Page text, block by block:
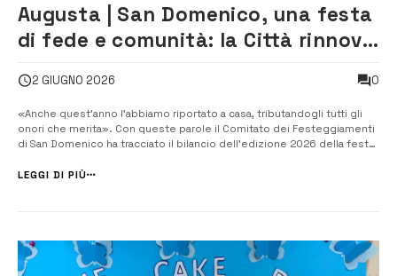
Augusta | San Domenico, una festa
di fede e comunità: la Città rinnova
2 GIUGNO 2026 0
«Anche quest’anno l’abbiamo riportato a casa, tributandogli tutti gli
onori che merita». Con queste parole il Comitato dei Festeggiamenti
di San Domenico ha tracciato il bilancio dell’edizione 2026 della festa
partecipazione della comunità e per i numerosi momenti di fede
LEGGI DI PIÙ